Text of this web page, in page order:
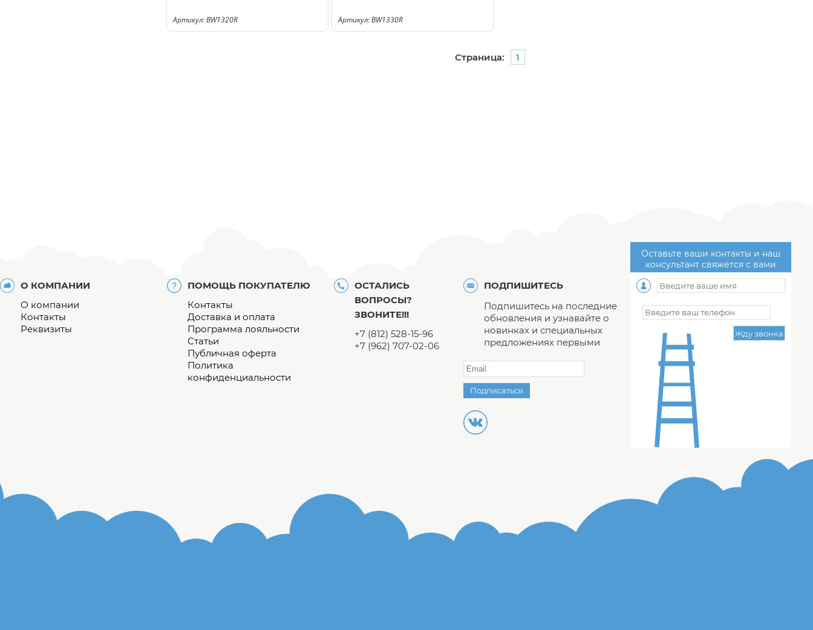
Артикул: BW1320R Артикул: BW1330R
Страница: 1
О КОМПАНИИ
О компании
Контакты
Реквизиты
ПОМОЩЬ ПОКУПАТЕЛЮ
Контакты
Доставка и оплата
Программа лояльности
Статьи
Публичная оферта
Политика
конфиденциальности
ОСТАЛИСЬ
ВОПРОСЫ?
ЗВОНИТЕ!!!
+7 (812) 528-15-96
+7 (962) 707-02-06
ПОДПИШИТЕСЬ
Подпишитесь на последние
обновления и узнавайте о
новинках и специальных
предложениях первыми
Подписаться
Оставьте ваши контакты и наш
консультант свяжется с вами